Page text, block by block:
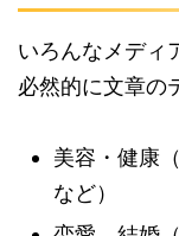
いろんなメディ
必然的に文章の
美容・健康
など）